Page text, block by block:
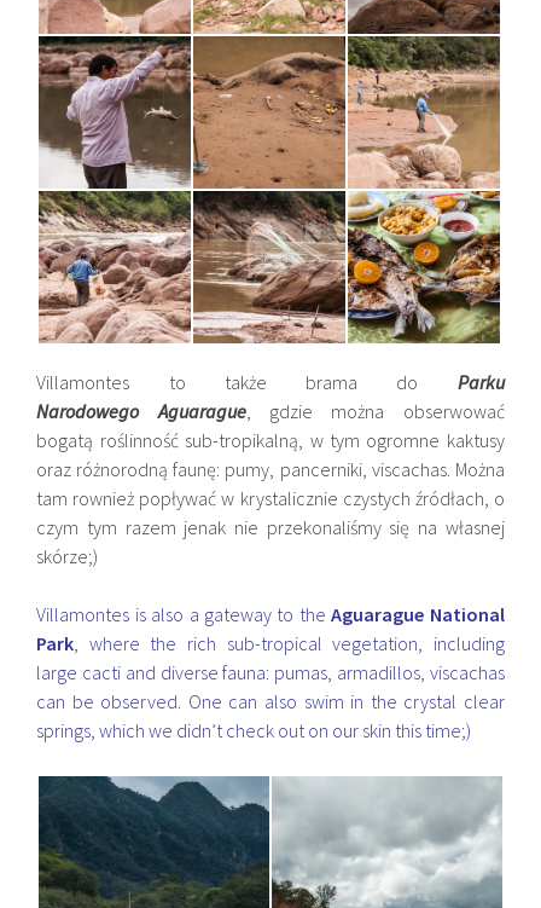
Villamontes to także brama do Parku
Narodowego Aguarague, gdzie można obserwować
bogatą roślinność sub-tropikalną, w tym ogromne kaktusy
oraz różnorodną faunę: pumy, pancerniki, viscachas. Można
tam rownież popływać w krystalicznie czystych źródłach, o
czym tym razem jenak nie przekonaliśmy się na własnej
skórze;)
Villamontes is also a gateway to theAguarague National
Park , where the rich sub-tropical vegetation, including
large cacti and diverse fauna: pumas, armadillos, viscachas
can be observed. One can also swim in the crystal clear
springs, which we didn’t check out on our skin this time;)